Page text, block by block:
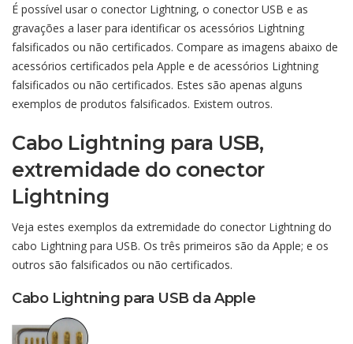
É possível usar o conector Lightning, o conector USB e as
gravações a laser para identificar os acessórios Lightning
falsificados ou não certificados. Compare as imagens abaixo de
acessórios certificados pela Apple e de acessórios Lightning
falsificados ou não certificados. Estes são apenas alguns
exemplos de produtos falsificados. Existem outros.
Cabo Lightning para USB,
extremidade do conector
Lightning
Veja estes exemplos da extremidade do conector Lightning do
cabo Lightning para USB. Os três primeiros são da Apple; e os
outros são falsificados ou não certificados.
Cabo Lightning para USB da Apple